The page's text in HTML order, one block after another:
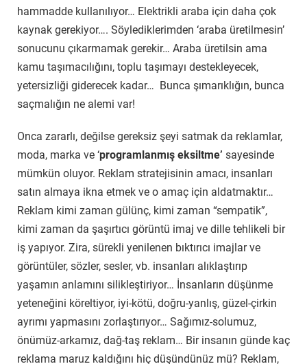
hammadde kullanılıyor… Elektrikli araba için daha çok
kaynak gerekiyor…. Söylediklerimden ‘araba üretilmesin’
sonucunu çıkarmamak gerekir… Araba üretilsin ama
kamu taşımacılığını, toplu taşımayı destekleyecek,
yetersizliği giderecek kadar… Bunca şımarıklığın, bunca
saçmalığın ne alemi var!
Onca zararlı, değilse gereksiz şeyi satmak da reklamlar,
moda, marka ve ‘programlanmış eksiltme’ sayesinde
mümkün oluyor. Reklam stratejisinin amacı, insanları
satın almaya ikna etmek ve o amaç için aldatmaktır…
Reklam kimi zaman gülünç, kimi zaman “sempatik”,
kimi zaman da şaşırtıcı görüntü imaj ve dille tehlikeli bir
iş yapıyor. Zira, sürekli yenilenen bıktırıcı imajlar ve
görüntüler, sözler, sesler, vb. insanları alıklaştırıp
yaşamın anlamını silikleştiriyor… İnsanların düşünme
yeteneğini köreltiyor, iyi-kötü, doğru-yanlış, güzel-çirkin
ayrımı yapmasını zorlaştırıyor… Sağımız-solumuz,
önümüz-arkamız, dağ-taş reklam… Bir insanın günde kaç
reklama maruz kaldığını hiç düşündünüz mü? Reklam,